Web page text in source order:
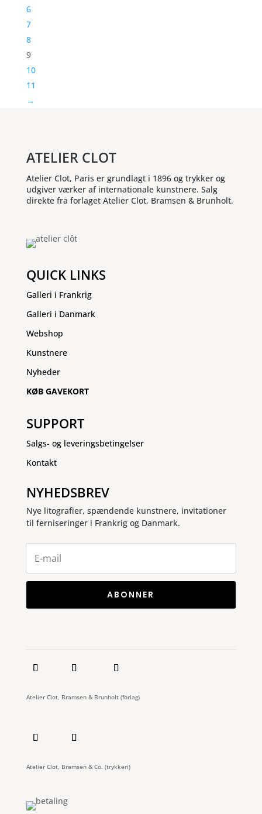
6
7
8
9
10
11
→
ATELIER CLOT
Atelier Clot, Paris er grundlagt i 1896 og trykker og
udgiver værker af internationale kunstnere. Salg
direkte fra forlaget Atelier Clot, Bramsen & Brunholt.
QUICK LINKS
Galleri i Frankrig
Galleri i Danmark
Webshop
Kunstnere
Nyheder
KØB GAVEKORT
SUPPORT
Salgs- og leveringsbetingelser
Kontakt
NYHEDSBREV
Nye litografier, spændende kunstnere, invitationer
til ferniseringer i Frankrig og Danmark.
ABONNER
Atelier Clot, Bramsen & Brunholt (forlag)
Atelier Clot, Bramsen & Co. (trykkeri)